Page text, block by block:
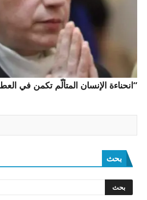
“انحناءة الإنسان المتألّم تكمن في
بحث